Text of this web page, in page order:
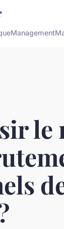
Management